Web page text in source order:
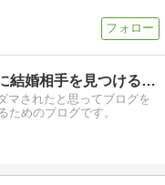
35歳会社員が1年以内に結婚相手を見つけるブログ
マされたと思ってブログを
ためのブログです。